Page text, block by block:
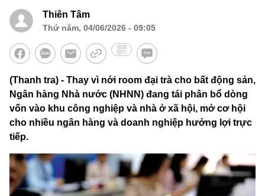
Thiên Tâm
Thứ năm, 04/06/2026 - 09:05
(Thanh tra) - Thay vì nới room đại trà cho bất động sản,
Ngân hàng Nhà nước (NHNN) đang tái phân bổ dòng
vốn vào khu công nghiệp và nhà ở xã hội, mở cơ hội
cho nhiều ngân hàng và doanh nghiệp hưởng lợi trực
tiếp.